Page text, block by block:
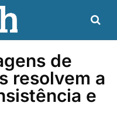
de
resolvem a
e